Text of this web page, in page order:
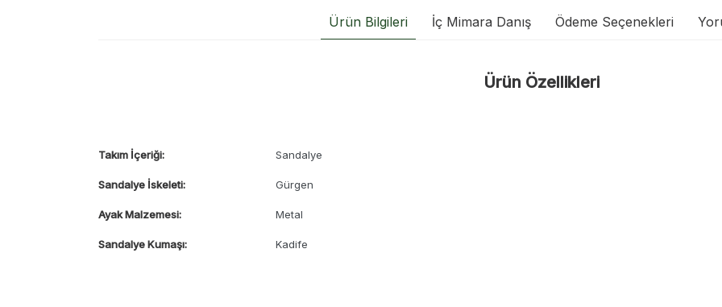
Ürün Bilgileri İç Mimara Danış Ödeme Seçenekleri
Ürün Özellikleri
Takım İçeriği: Sandalye
Sandalye İskeleti: Gürgen
Ayak Malzemesi: Metal
Sandalye Kumaşı: Kadife